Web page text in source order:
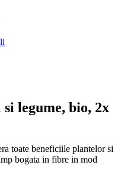
legume, bio, 2x
toate beneficiile plantelor si
bogata in fibre in mod